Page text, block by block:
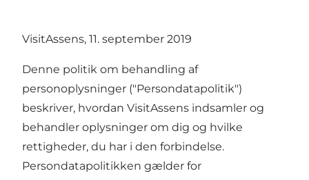
VisitAssens, 11. september 2019
Denne politik om behandling af
personoplysninger ("Persondatapolitik")
beskriver, hvordan VisitAssens indsamler og
behandler oplysninger om dig og hvilke
rettigheder, du har i den forbindelse.
Persondatapolitikken gælder for